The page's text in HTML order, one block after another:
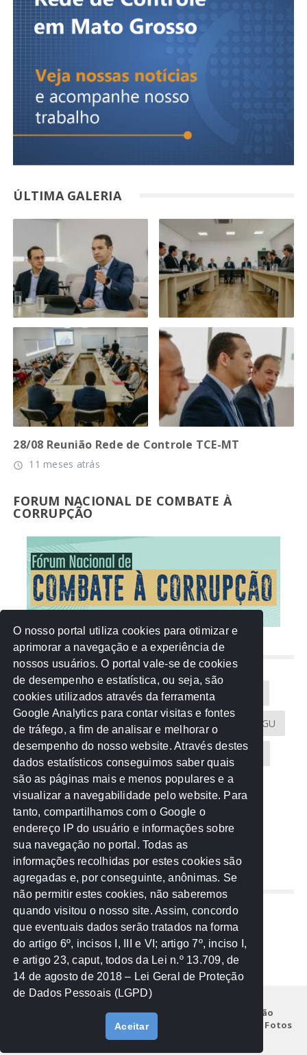
ÚLTIMA GALERIA
28/08 Reunião Rede de Controle TCE-MT
access_time 11 meses atrás
FORUM NACIONAL DE COMBATE À
CORRUPÇÃO
NUVEM DE TAGS
Acontece na Rede AGU AMM
Atricon Audicom CAU-MT CGU
CREA-MT Eventos MPC-MT MPE-MT
MPF Notícias PF PGE-MT PGR
Receita Federal Sem categoria
TCE-MT TCU TRE
REDE NOS ESTADOS
Mato Grosso do Sul
Paraná
Nacional
Institucional
Legislação
Notícias
Galeria de Fotos
Fale Conosco
O nosso portal utiliza cookies para otimizar e
aprimorar a navegação e a experiência de
nossos usuários. O portal vale-se de cookies
de desempenho e estatística, ou seja, são
cookies utilizados através da ferramenta
Google Analytics para contar visitas e fontes
de tráfego, a fim de analisar e melhorar o
desempenho do nosso website. Através destes
dados estatísticos conseguimos saber quais
são as páginas mais e menos populares e a
visualizar a navegabilidade pelo website. Para
tanto, compartilhamos com o Google o
endereço IP do usuário e informações sobre
sua navegação no portal. Todas as
informações recolhidas por estes cookies são
agregadas e, por conseguinte, anônimas. Se
não permitir estes cookies, não saberemos
quando visitou o nosso site. Assim, concordo
que eventuais dados serão tratados na forma
do artigo 6º, incisos I, III e VI; artigo 7º, inciso I,
e artigo 23, caput, todos da Lei n.º 13.709, de
14 de agosto de 2018 – Lei Geral de Proteção
de Dados Pessoais (LGPD)
Aceitar